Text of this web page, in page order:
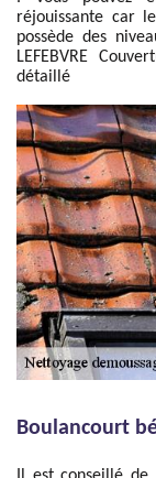
réjouissante car
possède des
LEFEBVRE
détaillé
Boulancourt